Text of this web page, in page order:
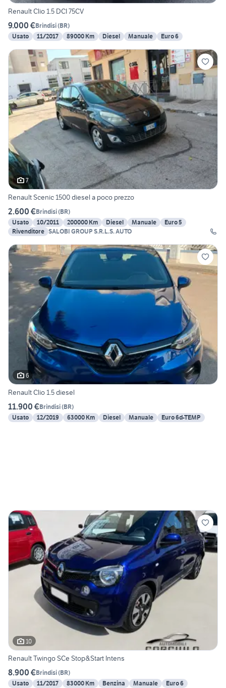
Renault Clio 1.5 DCI 75CV
9.000 €Brindisi(BR)
Usato
11/2017 89000 Km Diesel Manuale Euro 6
7
Renault Scenic 1500 diesel a poco prezzo
2.600 €Brindisi(BR)
Usato
10/2011 200000 Km Diesel Manuale
Euro 5
Rivenditore SALOBI GROUP S.R.L.S. AUTO
6
Renault Clio 1.5 diesel
11.900 €Brindisi(BR)
Usato
12/2019 63000 Km Diesel Manuale Euro 6d-TEMP
10
Renault Twingo SCe Stop&Start Intens
8.900 €Brindisi(BR)
Usato
11/2017 83000 Km Benzina Manuale
Euro 6